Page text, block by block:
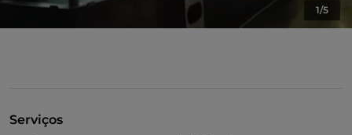
1/5
Serviços